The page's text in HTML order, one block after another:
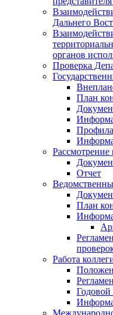
Дальнего
органов
Проверка
План
Отчет
План
Работа
Годовой